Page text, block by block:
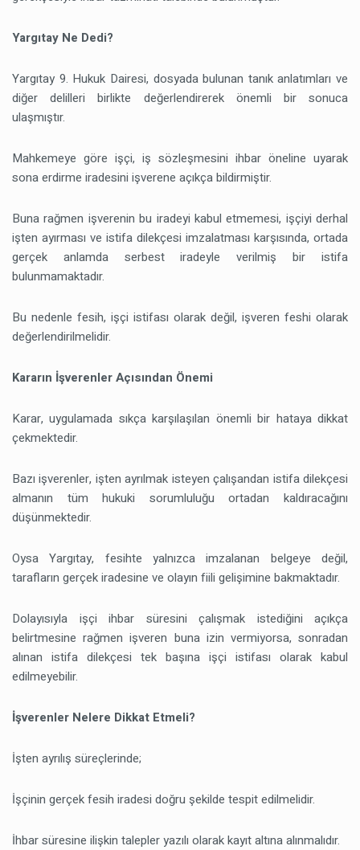
Yargıtay Ne Dedi?
Yargıtay 9. Hukuk Dairesi, dosyada bulunan tanık anlatımları ve
diğer delilleri birlikte değerlendirerek önemli bir sonuca
ulaşmıştır.
Mahkemeye göre işçi, iş sözleşmesini ihbar öneline uyarak
sona erdirme iradesini işverene açıkça bildirmiştir.
Buna rağmen işverenin bu iradeyi kabul etmemesi, işçiyi derhal
işten ayırması ve istifa dilekçesi imzalatması karşısında, ortada
gerçek anlamda serbest iradeyle verilmiş bir istifa
bulunmamaktadır.
Bu nedenle fesih, işçi istifası olarak değil, işveren feshi olarak
değerlendirilmelidir.
Kararın İşverenler Açısından Önemi
Karar, uygulamada sıkça karşılaşılan önemli bir hataya dikkat
çekmektedir.
Bazı işverenler, işten ayrılmak isteyen çalışandan istifa dilekçesi
almanın tüm hukuki sorumluluğu ortadan kaldıracağını
düşünmektedir.
Oysa Yargıtay, fesihte yalnızca imzalanan belgeye değil,
tarafların gerçek iradesine ve olayın fiili gelişimine bakmaktadır.
Dolayısıyla işçi ihbar süresini çalışmak istediğini açıkça
belirtmesine rağmen işveren buna izin vermiyorsa, sonradan
alınan istifa dilekçesi tek başına işçi istifası olarak kabul
edilmeyebilir.
İşverenler Nelere Dikkat Etmeli?
İşten ayrılış süreçlerinde;
İşçinin gerçek fesih iradesi doğru şekilde tespit edilmelidir.
İhbar süresine ilişkin talepler yazılı olarak kayıt altına alınmalıdır.